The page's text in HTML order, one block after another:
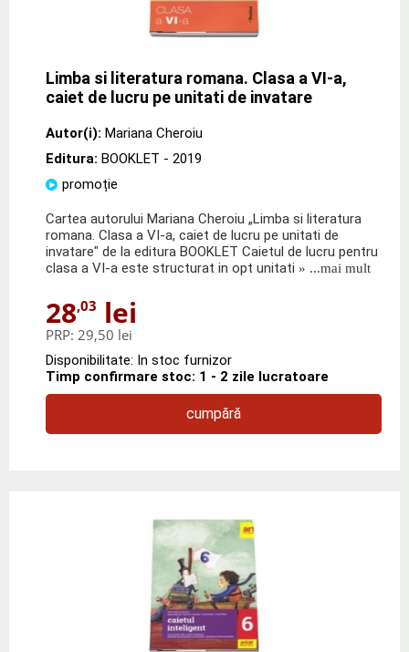
Limba si literatura romana. Clasa a VI-a,
caiet de lucru pe unitati de invatare
Autor(i): Mariana Cheroiu
Editura: BOOKLET - 2019
promoție
Cartea autorului Mariana Cheroiu „Limba si literatura
romana. Clasa a VI-a, caiet de lucru pe unitati de
invatare" de la editura BOOKLET Caietul de lucru pentru
clasa a VI-a este structurat in opt unitati » ...mai mult
28,03 lei
PRP: 29,50 lei
Disponibilitate: In stoc furnizor
Timp confirmare stoc: 1 - 2 zile lucratoare
cumpără